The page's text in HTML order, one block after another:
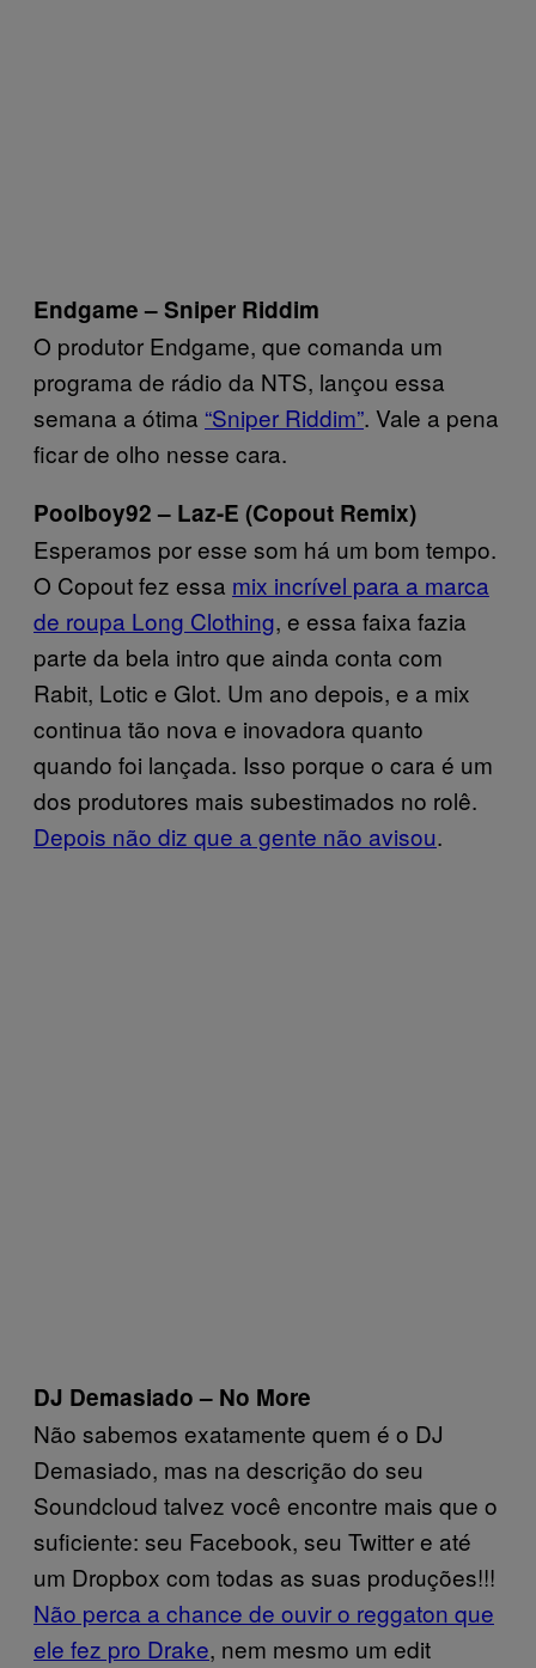
Endgame – Sniper Riddim
O produtor Endgame, que comanda um
programa de rádio da NTS, lançou essa
semana a ótima “Sniper Riddim”. Vale a pena
ficar de olho nesse cara.
Poolboy92 – Laz-E (Copout Remix)
Esperamos por esse som há um bom tempo.
O Copout fez essa mix incrível para a marca
de roupa Long Clothing, e essa faixa fazia
parte da bela intro que ainda conta com
Rabit, Lotic e Glot. Um ano depois, e a mix
continua tão nova e inovadora quanto
quando foi lançada. Isso porque o cara é um
dos produtores mais subestimados no rolê.
Depois não diz que a gente não avisou.
DJ Demasiado – No More
Não sabemos exatamente quem é o DJ
Demasiado, mas na descrição do seu
Soundcloud talvez você encontre mais que o
suficiente: seu Facebook, seu Twitter e até
um Dropbox com todas as suas produções!!!
Não perca a chance de ouvir o reggaton que
ele fez pro Drake, nem mesmo um edit